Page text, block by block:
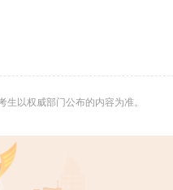
以权威部门公布的内容为准。